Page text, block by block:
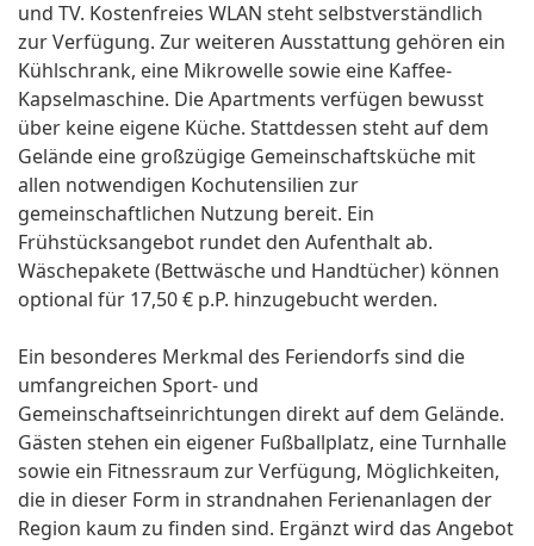
und TV. Kostenfreies WLAN steht selbstverständlich
zur Verfügung. Zur weiteren Ausstattung gehören ein
Kühlschrank, eine Mikrowelle sowie eine Kaffee-
Kapselmaschine. Die Apartments verfügen bewusst
über keine eigene Küche. Stattdessen steht auf dem
Gelände eine großzügige Gemeinschaftsküche mit
allen notwendigen Kochutensilien zur
gemeinschaftlichen Nutzung bereit. Ein
Frühstücksangebot rundet den Aufenthalt ab.
Wäschepakete (Bettwäsche und Handtücher) können
optional für 17,50 € p.P. hinzugebucht werden.
Ein besonderes Merkmal des Feriendorfs sind die
umfangreichen Sport- und
Gemeinschaftseinrichtungen direkt auf dem Gelände.
Gästen stehen ein eigener Fußballplatz, eine Turnhalle
sowie ein Fitnessraum zur Verfügung, Möglichkeiten,
die in dieser Form in strandnahen Ferienanlagen der
Region kaum zu finden sind. Ergänzt wird das Angebot